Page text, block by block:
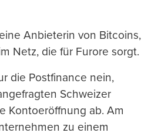
Anbieterin von Bitcoins,
Netz, die für Furore sorgt.
die Postfinance nein,
Schweizer
Kontoeröffnung ab. Am
zu einem